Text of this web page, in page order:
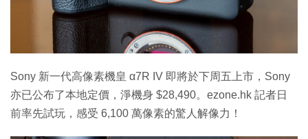
Sony 新一代高像素機皇 α7R IV 即將於下周五上市，Sony
亦已公布了本地定價，淨機身 $28,490。ezone.hk 記者日
前率先試玩，感受 6,100 萬像素的驚人解像力！